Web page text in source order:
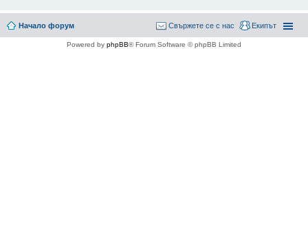
Начало форум Екипът
Свържете се с нас
Powered by phpBB® Forum Software © phpBB Limited